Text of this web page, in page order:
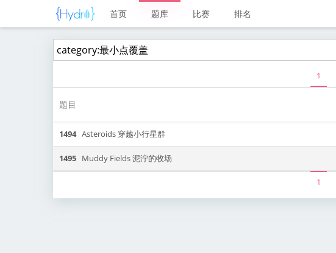
首页 题库 比赛 排名
1
题目
1494Asteroids 穿越小行星群
1495 Muddy Fields 泥泞的牧场
1